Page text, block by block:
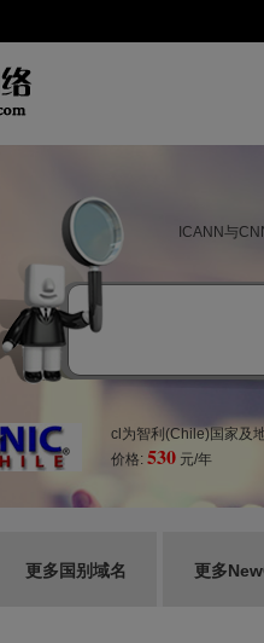
ICANN与
cl为智利(Chile)国家及
价格: 530 元/年
更多国别域名 更多